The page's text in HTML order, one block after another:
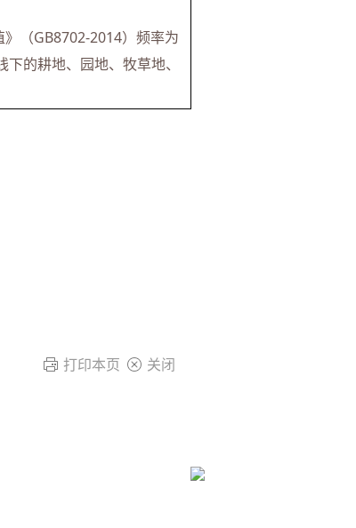
（GB8702-2014）频率为
的耕地、园地、牧草地、
打印本页 关闭